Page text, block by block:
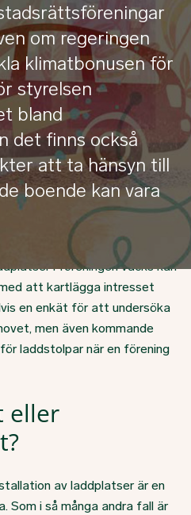
om regeringen
klimatbonusen för
styrelsen
bland
det finns också
att ta hänsyn till
boende kan vara
i föreningen väcks kan
att kartlägga intresset
en enkät för att undersöka
men även kommande
laddstolpar när en förening
eller
av laddplatser är en
Som i så många andra fall är